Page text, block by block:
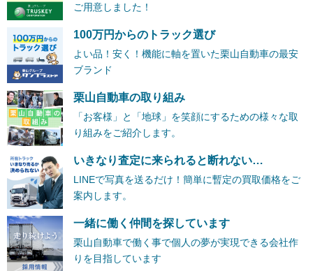
ご用意しました！
100万円からのトラック選び
よい品！安く！機能に軸を置いた栗山自動車の最安
ブランド
栗山自動車の取り組み
「お客様」と「地球」を笑顔にするための様々な取
り組みをご紹介します。
いきなり査定に来られると断れない…
LINEで写真を送るだけ！簡単に暫定の買取価格をご
案内します。
一緒に働く仲間を探しています
栗山自動車で働く事で個人の夢が実現できる会社作
りを目指しています